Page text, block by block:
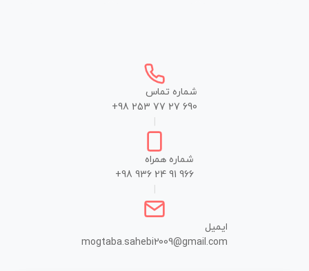
شماره تماس
+98 253 77 27 690
شماره همراه
+98 936 24 91 966
ایمیل
mogtaba.sahebi2009@gmail.com